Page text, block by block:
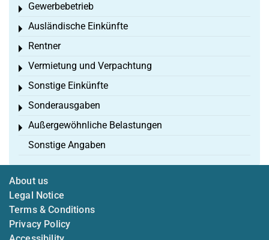
Gewerbebetrieb
Toggle menu
Ausländische Einkünfte
Toggle menu
Rentner
Toggle menu
Vermietung und Verpachtung
Toggle menu
Sonstige Einkünfte
Toggle menu
Sonderausgaben
Toggle menu
Außergewöhnliche Belastungen
Toggle menu
Sonstige Angaben
About us
Legal Notice
Terms & Conditions
Privacy Policy